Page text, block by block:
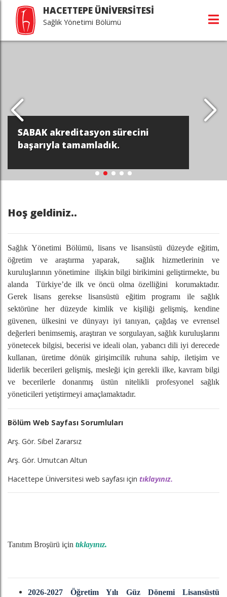
HACETTEPE ÜNİVERSİTESİ
Sağlık Yönetimi Bölümü
SABAK akreditasyon sürecini
başarıyla tamamladık.
Hoş geldiniz..
Sağlık Yönetimi Bölümü, lisans ve lisansüstü düzeyde eğitim,
öğretim ve araştırma yaparak, sağlık hizmetlerinin ve
kuruluşlarının yönetimine ilişkin bilgi birikimini geliştirmekte, bu
alanda Türkiye’de ilk ve öncü olma özelliğini korumaktadır.
Gerek lisans gerekse lisansüstü eğitim programı ile sağlık
sektörüne her düzeyde kimlik ve kişiliği gelişmiş, kendine
güvenen, ülkesini ve dünyayı iyi tanıyan, çağdaş ve evrensel
değerleri benimsemiş, araştıran ve sorgulayan, sağlık kuruluşlarını
yönetecek bilgisi, becerisi ve ideali olan, yabancı dili iyi derecede
kullanan, üretime dönük girişimcilik ruhuna sahip, iletişim ve
liderlik becerileri gelişmiş, mesleği için gerekli ilke, kavram bilgi
ve becerilerle donanmış üstün nitelikli profesyonel sağlık
yöneticileri yetiştirmeyi amaçlamaktadır.
Bölüm Web Sayfası Sorumluları
Arş. Gör. Sibel Zararsız
Arş. Gör. Umutcan Altun
Hacettepe Üniversitesi web sayfası için tıklayınız.
Tanıtım Broşürü için tıklayınız.
2026-2027 Öğretim Yılı Güz Dönemi Lisansüstü